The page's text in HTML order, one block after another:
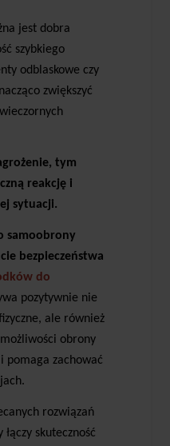
jest dobra
szybkiego
odblaskowe czy
zwiększyć
tym
reakcję i
sytuacji.
samoobrony
bezpieczeństwa
do
pozytywnie nie
ale również
obrony
pomaga zachować
rozwiązań
łączy skuteczność